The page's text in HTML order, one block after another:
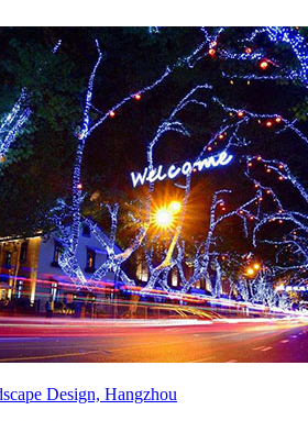
Design, Hangzhou